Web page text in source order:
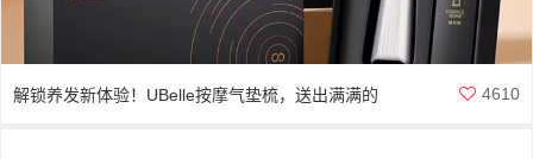
解锁养发新体验！UBelle按摩气垫梳，送出满满的 4610